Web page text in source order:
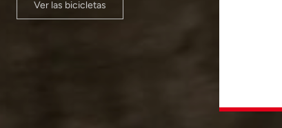
Ver las bicicletas